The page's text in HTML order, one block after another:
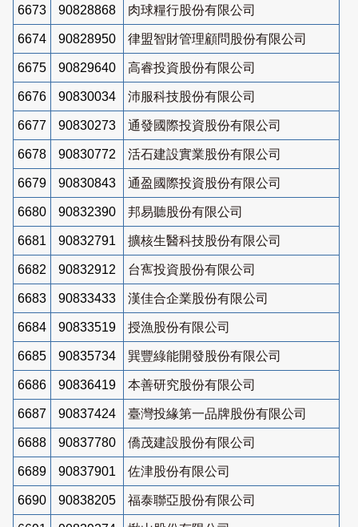
6673 90828868 肉球糧行股份有限公司
6674 90828950 律盟智財管理顧問股份有限公司
6675 90829640 高睿投資股份有限公司
6676 90830034 沛服科技股份有限公司
6677 90830273 通發國際投資股份有限公司
6678 90830772 活石建設實業股份有限公司
6679 90830843 通盈國際投資股份有限公司
6680 90832390 邦易聽股份有限公司
6681 90832791 擴核生醫科技股份有限公司
6682 90832912 台寯投資股份有限公司
6683 90833433 漢佳合企業股份有限公司
6684 90833519 授漁股份有限公司
6685 90835734 巽豐綠能開發股份有限公司
6686 90836419 本善研究股份有限公司
6687 90837424 臺灣投緣第一品牌股份有限公司
6688 90837780 僑茂建設股份有限公司
6689 90837901 佐津股份有限公司
6690 90838205 福泰聯亞股份有限公司